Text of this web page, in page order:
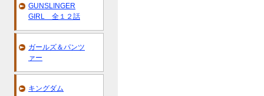
GUNSLINGER
GIRL 全１２話
ガールズ＆パンツ
ァー
キングダム